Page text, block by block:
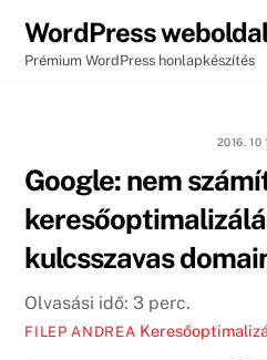
content
WordPress
Prémium WordPress honlapkészítés
2016. 10
Google: nem
kulcsszavas
Olvasási idő: 3 perc.
FILEP ANDREA